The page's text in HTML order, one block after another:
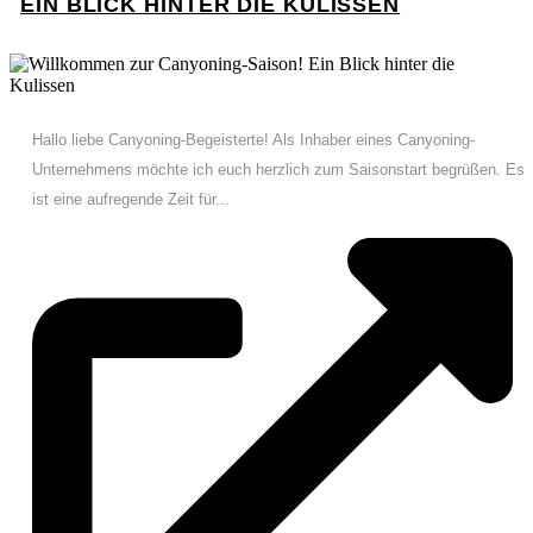
EIN BLICK HINTER DIE KULISSEN
Hallo liebe Canyoning-Begeisterte! Als Inhaber eines Canyoning-
Unternehmens möchte ich euch herzlich zum Saisonstart begrüßen. Es
ist eine aufregende Zeit für...